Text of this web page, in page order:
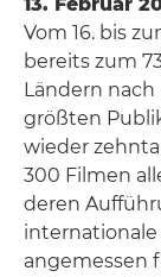
Vom 16. bis
bereits zum
Ländern
größten
wieder
300 Filmen
deren
internationale
angemessen